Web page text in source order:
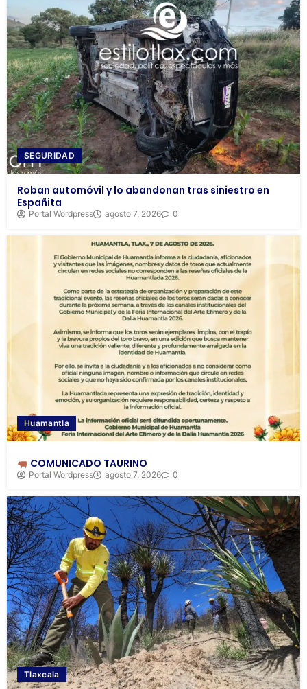
SEGURIDAD
Roban automóvil y lo abandonan tras siniestro en
Españita
Portal Wordpress agosto 7, 2026 0
Huamantla
COMUNICADO TAURINO
Portal Wordpress agosto 7, 2026 0
Tlaxcala